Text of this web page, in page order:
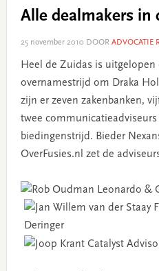
Alle dealmakers in
25 november 2010 DOOR ADVOCATIE
Heel de Zuidas is
overnamestrijd om Draka
zijn er zeven zakenbanken,
twee communicatieadviseurs
biedingenstrijd. Bieder
OverFusies.nl zet de